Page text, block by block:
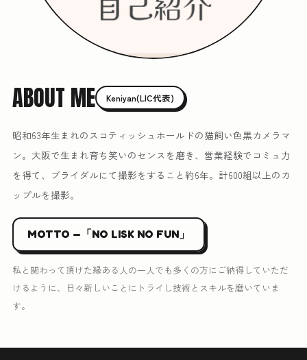
ABOUT ME Keniyan(LIC代表)
昭和63年生まれのスコティッシュホールドの猫飼い色黒カメラマ
ン。大阪で生まれ育ち笑いのセンスを磨き、営業経験でコミュ力
を得て、ブライダルにて撮影をすること約6年。計600組以上のカ
ップルを撮影。
MOTTO —「NO LISK NO FUN」
私と関わって頂けた縁ある人の一人でも多くの方にご納得していただ
けるように、日々新しいことにトライし技術とスキルを磨いていま
す。